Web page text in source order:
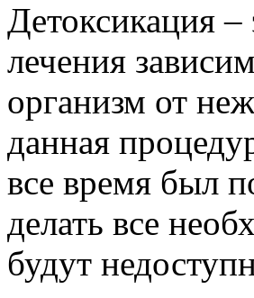
Детоксикация
лечения
организм от
данная
все время был
делать все
будут